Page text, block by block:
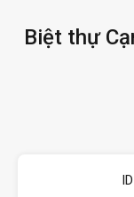
Biệt thự